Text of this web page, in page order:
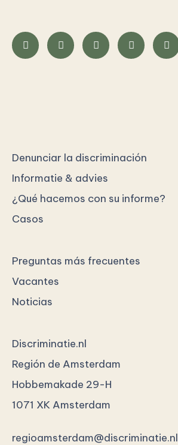
Denunciar la discriminación
Informatie & advies
¿Qué hacemos con su informe?
Casos
Preguntas más frecuentes
Vacantes
Noticias
Discriminatie.nl
Región de Amsterdam
Hobbemakade 29-H
1071 XK Amsterdam
regioamsterdam@discriminatie.nl